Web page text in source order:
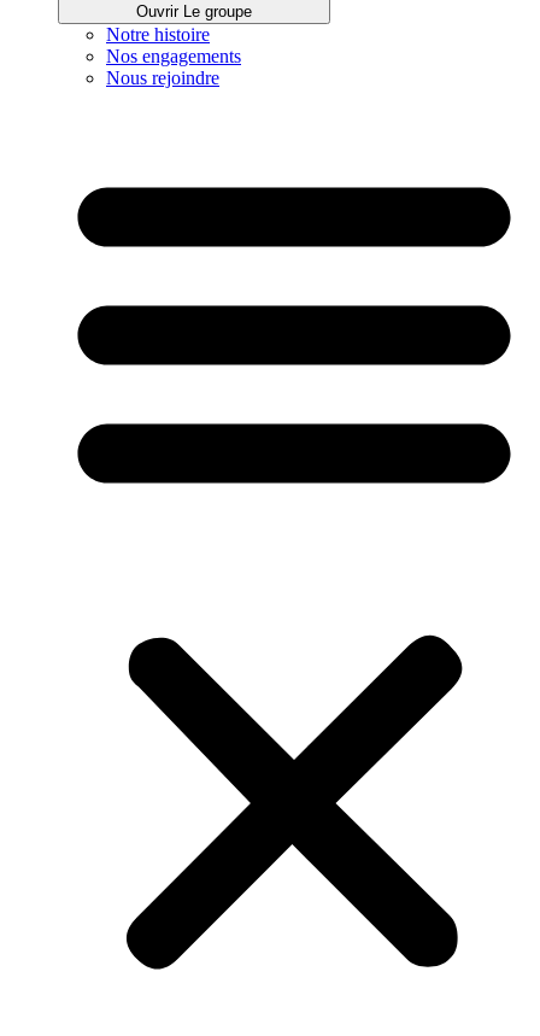
Ouvrir Le groupe
Notre histoire
Nos engagements
Nous rejoindre